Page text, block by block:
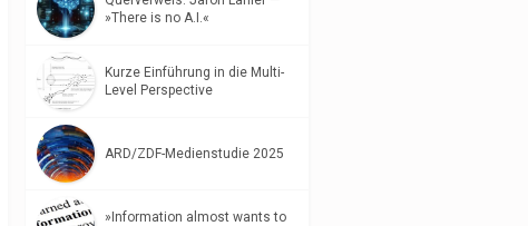
»There is no A.I.«
Kurze Einführung in die Multi-
Level Perspective
ARD/ZDF-Medienstudie 2025
»Information almost wants to